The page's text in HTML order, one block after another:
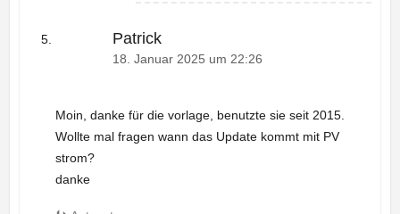
Patrick
18. Januar 2025 um 22:26
Moin, danke für die vorlage, benutzte sie seit 2015.
Wollte mal fragen wann das Update kommt mit PV
strom?
danke